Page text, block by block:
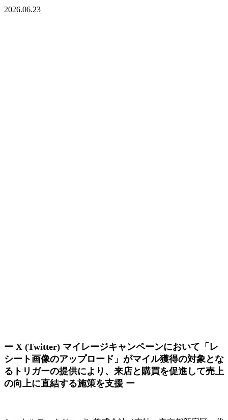
2026.06.23
ー X (Twitter) マイレージキャンペーンにおいて「レ
シート画像のアップロード」がマイル獲得の対象とな
るトリガーの提供により、来店と購買を促進して売上
の向上に直結する施策を支援 ー